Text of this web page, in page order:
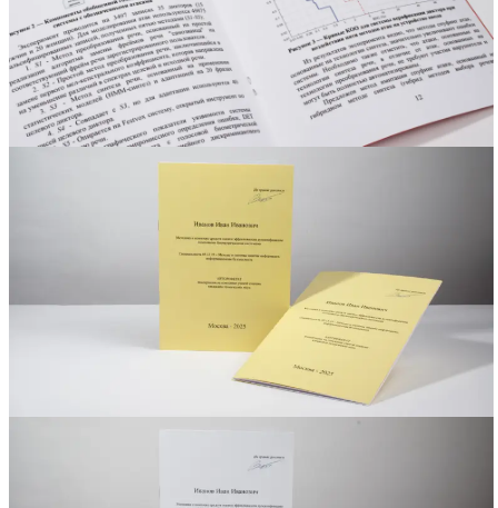
Вакансии
О компании
Написать директору
Арендодателям